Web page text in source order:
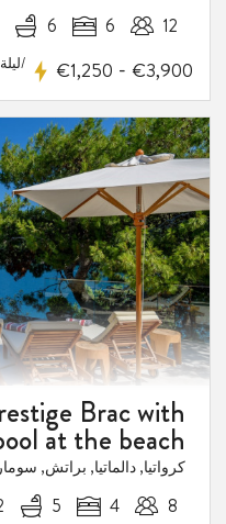
12
6
6
€1,250 - €3,900 /ليلة
Brac with
at the beach
كرواتيا, دالماتيا, براتش,
8
4
5